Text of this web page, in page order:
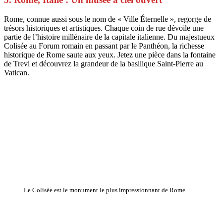
Rome, connue aussi sous le nom de « Ville Éternelle », regorge de
trésors historiques et artistiques. Chaque coin de rue dévoile une
partie de l’histoire millénaire de la capitale italienne. Du majestueux
Colisée au Forum romain en passant par le Panthéon, la richesse
historique de Rome saute aux yeux. Jetez une pièce dans la fontaine
de Trevi et découvrez la grandeur de la basilique Saint-Pierre au
Vatican.
Le Colisée est le monument le plus impressionnant de Rome.